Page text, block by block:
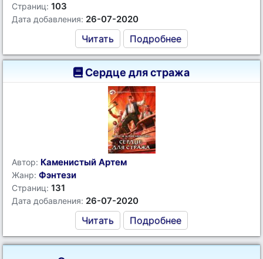
Страниц: 103
Дата добавления: 26-07-2020
Читать Подробнее
Сердце для стража
Автор: Каменистый Артем
Жанр: Фэнтези
Страниц: 131
Дата добавления: 26-07-2020
Читать Подробнее